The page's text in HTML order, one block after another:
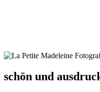
schön und